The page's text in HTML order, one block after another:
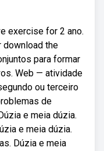
exercise for 2 ano.
download the
para formar
Web — atividade
ou terceiro
de
e meia dúzia.
e meia dúzia.
Dúzia e meia